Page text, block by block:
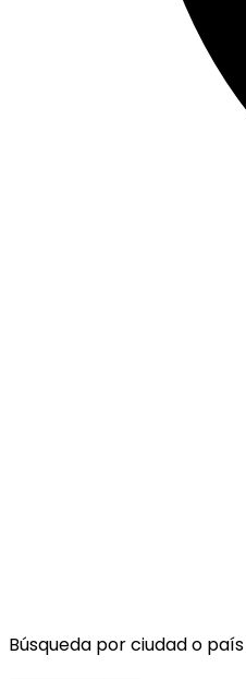
Búsqueda por ciudad o país